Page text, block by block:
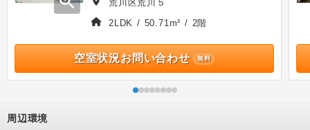
荒川区荒川５
2LDK / 50.71m² / 2階
空室状況お問い合わせ 無料
周辺環境